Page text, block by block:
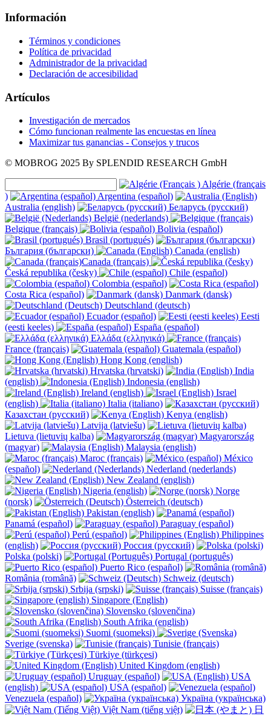
Información
Términos y condiciones
Política de privacidad
Administrador de la privacidad
Declaración de accesibilidad
Artículos
Investigación de mercados
Cómo funcionan realmente las encuestas en línea
Maximizar tus ganancias - Consejos y trucos
© MOBROG 2025 By SPLENDID RESEARCH GmbH
Algérie (français
)
Argentina (español)
Australia (english)
Беларусь (русский)
België (nederlands)
Belgique (français)
Bolivia (español)
Brasil (portugués)
България (български)
Canada (english)
Canada (français)
Česká republika (česky)
Chile (español)
Colombia (español)
Costa Rica (español)
Danmark (dansk)
Deutschland (deutsch)
Ecuador (español)
Eesti
(eesti keeles)
España (español)
Ελλάδα (ελληνικά)
France (français)
Guatemala (español)
Hong Kong (english)
Hrvatska (hrvatski)
India
(english)
Indonesia (english)
Ireland (english)
Israel
(english)
Italia (italiano)
Казахстан (русский)
Kenya (english)
Latvija (latviešu)
Lietuva (lietuvių kalba)
Magyarország
(magyar)
Malaysia (english)
Maroc (français)
México
(español)
Nederland (nederlands)
New Zealand (english)
Nigeria (english)
Norge
(norsk)
Österreich (deutsch)
Pakistan (english)
Panamá (español)
Paraguay (español)
Perú (español)
Philippines
(english)
Россия (русский)
Polska (polski)
Portugal (português)
Puerto Rico (español)
România (română)
Schweiz (deutsch)
Srbija (srpski)
Suisse (français)
Singapore (English)
Slovensko (slovenčina)
South Afrika (english)
Suomi (suomeksi)
Sverige (svenska)
Tunisie (français)
Türkiye (türkçesi)
United Kingdom (english)
Uruguay (español)
USA
(english)
USA (español)
Venezuela (español)
Україна (українська)
Việt Nam (tiếng việt)
日